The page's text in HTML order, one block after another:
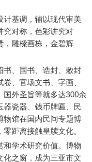
基调，辅以现代审美
究对称，色彩讲究对
，雕樑画栋，金碧辉
、国书、诰封、敕封
、官场文书、字画、
国外圣旨等就多达300余
器瓷器、钱币牌匾、民
物馆在国内民间专题博
距离接触皇牍文化。
学术研究价值。博物
化之窗，成为三亚市文